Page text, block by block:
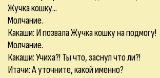
Жучка кошку...
Молчание.
Какаши: И позвала Жучка кошку на подмогу!
Молчание.
Какаши: Учиха?! Ты что, заснул что ли?!
Итачи: А уточните, какой именно?